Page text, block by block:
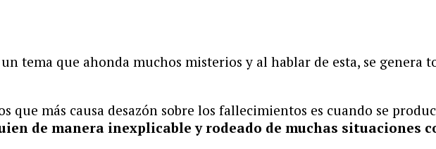
un tema que ahonda muchos misterios y al hablar de esta, se
que más causa desazón sobre los fallecimientos es cuando se
de manera inexplicable y rodeado de muchas situaciones